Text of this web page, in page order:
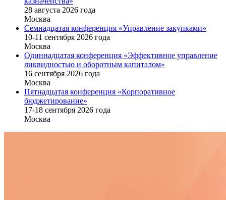
28 августа 2026 года
Москва
Семнадцатая конференция «Управление закупками»
10-11 сентября 2026 года
Москва
Одиннадцатая конференция «Эффективное управление
ликвидностью и оборотным капиталом»
16 cентября 2026 года
Москва
Пятнадцатая конференция «Корпоративное
бюджетирование»
17-18 сентября 2026 года
Москва